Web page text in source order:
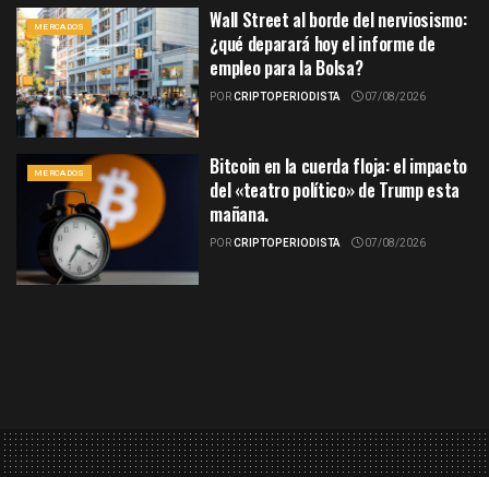
MERCADOS
Wall Street al borde del nerviosismo:
¿qué deparará hoy el informe de
empleo para la Bolsa?
PORCRIPTOPERIODISTA 07/08/2026
MERCADOS
Bitcoin en la cuerda floja: el impacto
del «teatro político» de Trump esta
mañana.
PORCRIPTOPERIODISTA 07/08/2026